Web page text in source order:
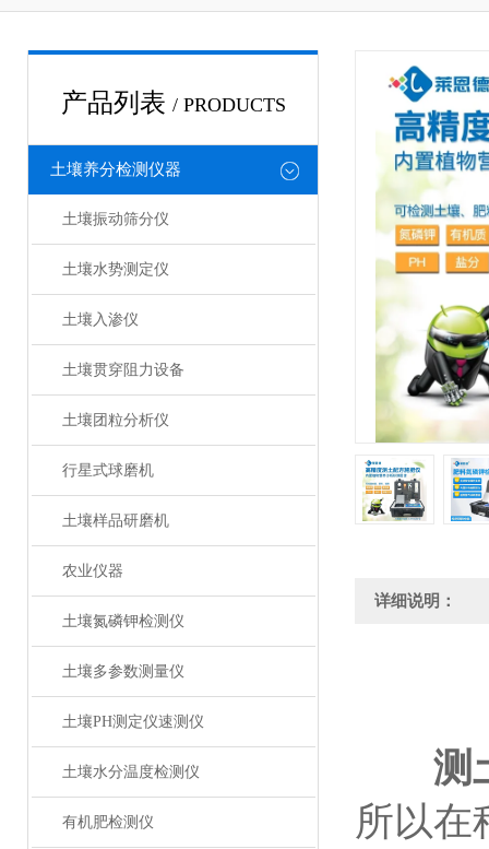
产品列表 / PRODUCTS
土壤养分检测仪器
土壤振动筛分仪
土壤水势测定仪
土壤入渗仪
土壤贯穿阻力设备
土壤团粒分析仪
行星式球磨机
土壤样品研磨机
农业仪器
土壤氮磷钾检测仪
土壤多参数测量仪
土壤PH测定仪速测仪
土壤水分温度检测仪
有机肥检测仪
详细说明：
测
所以在